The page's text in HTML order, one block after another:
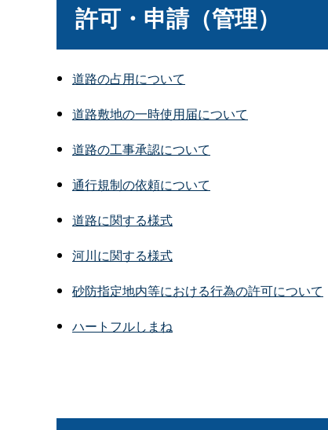
許可・申請（管理）
道路の占用について
道路敷地の一時使用届について
道路の工事承認について
通行規制の依頼について
道路に関する様式
河川に関する様式
砂防指定地内等における行為の許可について
ハートフルしまね